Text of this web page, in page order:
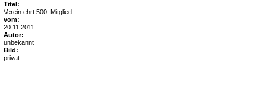
Titel:
Verein ehrt 500. Mitglied
vom:
20.11.2011
Autor:
unbekannt
Bild:
privat